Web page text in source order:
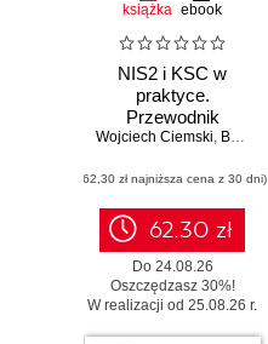
książka ebook
NIS2 i KSC w
praktyce.
Przewodnik
wdrożeniowy dla
Wojciech Ciemski, Bartłomiej Wieczorek
(62,30 zł najniższa cena z 30 dni)
62.30 zł
Do 24.08.26
Oszczędzasz 30%!
W realizacji od 25.08.26 r.